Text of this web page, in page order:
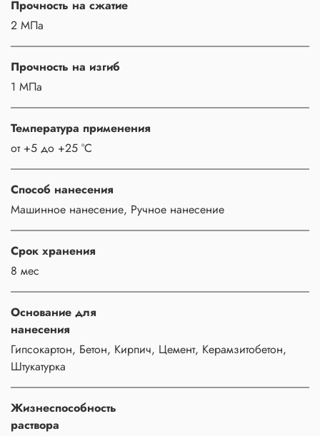
Прочность на сжатие
2 МПа
Прочность на изгиб
1 МПа
Температура применения
от +5 до +25 °С
Способ нанесения
Машинное нанесение, Ручное нанесение
Срок хранения
8 мес
Основание для
нанесения
Гипсокартон, Бетон, Кирпич, Цемент, Керамзитобетон,
Штукатурка
Жизнеспособность
раствора